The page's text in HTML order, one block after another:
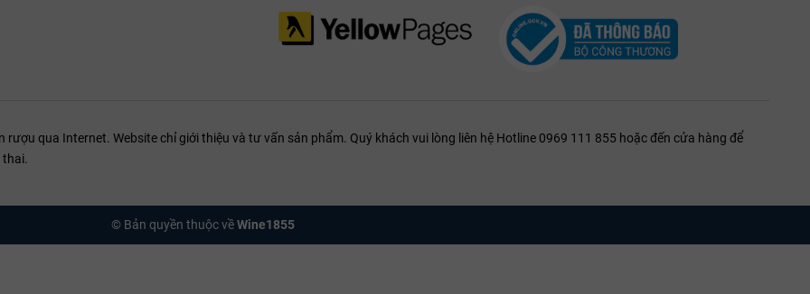
qua Internet. Website chỉ giới thiệu và tư vấn sản phẩm. Quý khách vui lòng liên hệ Hotline 0969 111 855 hoặc đến cửa hàng để
© Bản quyền thuộc vềWine1855